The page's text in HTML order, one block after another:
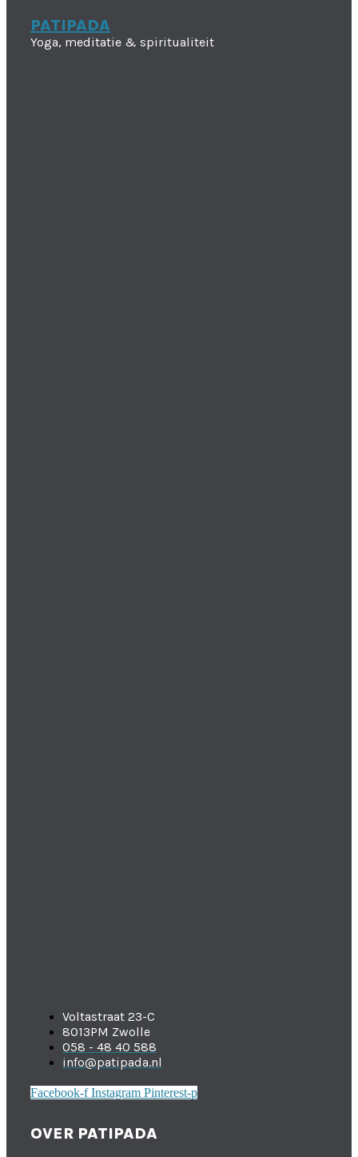
PATIPADA
Yoga, meditatie & spiritualiteit
Voltastraat 23-C
8013PM Zwolle
058 - 48 40 588
info@patipada.nl
Facebook-f Instagram Pinterest-p
OVER PATIPADA